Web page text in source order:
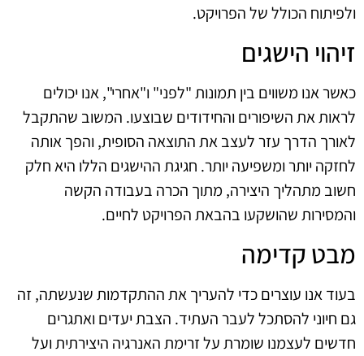
ולפיתוח הכולל של הפרויקט.
זיהוי הישגים
כאשר אנו משווים בין תמונות "לפני" ו"אחרי", אנו יכולים
לראות את השיפורים והחידודים שבוצעו. המשוב שהתקבל
לאורך הדרך עזר לעצב את התוצאה הסופית, והפך אותה
לחזקה יותר ומשפיעה יותר. חגיגת ההישגים הללו היא חלק
חשוב מתהליך היצירה, מתוך הכרה בעבודה הקשה
והמסירות שהושקעו בהבאת הפרויקט לחיים.
מבט קדימה
בעוד אנו עוצרים כדי להעריך את ההתקדמות שנעשתה, זה
גם חיוני להסתכל לעבר העתיד. הצבת יעדים ואתגרים
חדשים לעצמנו שומרת על זרימת האנרגיה היצירתית ועל